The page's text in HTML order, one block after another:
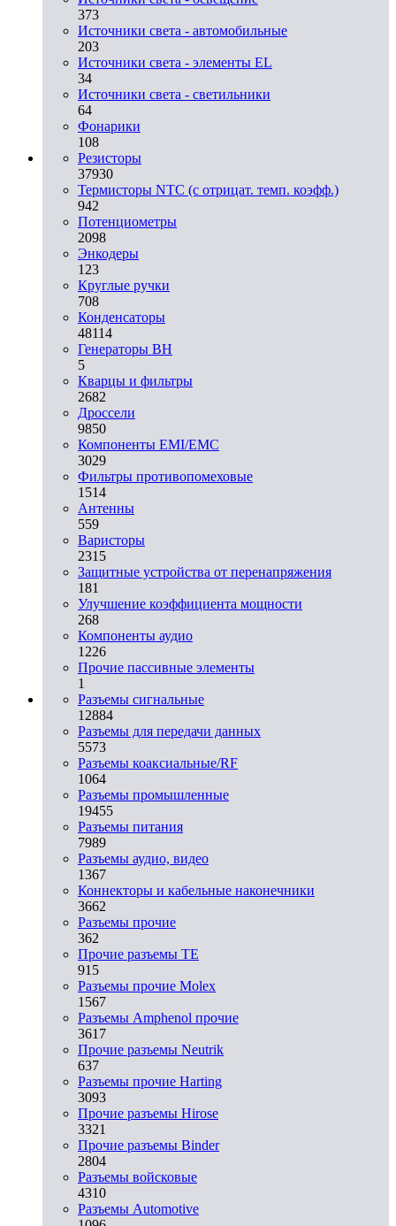
373
Источники света - автомобильные
203
Источники света - элементы EL
34
Источники света - светильники
64
Фонарики
108
Резисторы
37930
Термисторы NTC (с отрицат. темп. коэфф.)
942
Потенциометры
2098
Энкодеры
123
Круглые ручки
708
Конденсаторы
48114
Генераторы ВН
5
Кварцы и фильтры
2682
Дроссели
9850
Компоненты EMI/EMC
3029
Фильтры противопомеховые
1514
Антенны
559
Варисторы
2315
Защитные устройства от перенапряжения
181
Улучшение коэффициента мощности
268
Компоненты аудио
1226
Прочие пассивные элементы
1
Разъeмы сигнальные
12884
Разъeмы для передачи данных
5573
Разъeмы коаксиальные/RF
1064
Разъeмы промышленные
19455
Разъeмы питания
7989
Разъeмы аудио, видео
1367
Коннекторы и кабельные наконечники
3662
Разъeмы прочие
362
Прочие разъемы TE
915
Разъемы прочие Molex
1567
Разъемы Amphenol прочие
3617
Прочие разъемы Neutrik
637
Разъемы прочие Harting
3093
Прочие разъемы Hirose
3321
Прочие разъемы Binder
2804
Разъемы войсковые
4310
Разъeмы Automotive